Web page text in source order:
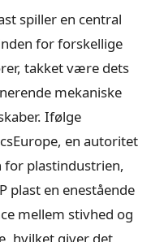
spiller en central
for forskellige
takket være dets
mekaniske
Ifølge
en autoritet
for plastindustrien,
plast en enestående
mellem stivhed og
hvilket giver det